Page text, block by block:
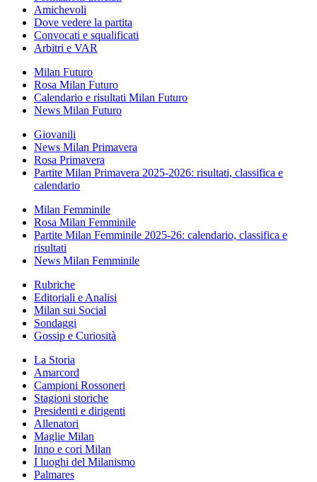
Amichevoli
Dove vedere la partita
Convocati e squalificati
Arbitri e VAR
Milan Futuro
Rosa Milan Futuro
Calendario e risultati Milan Futuro
News Milan Futuro
Giovanili
News Milan Primavera
Rosa Primavera
Partite Milan Primavera 2025-2026: risultati, classifica e
calendario
Milan Femminile
Rosa Milan Femminile
Partite Milan Femminile 2025-26: calendario, classifica e
risultati
News Milan Femminile
Rubriche
Editoriali e Analisi
Milan sui Social
Sondaggi
Gossip e Curiosità
La Storia
Amarcord
Campioni Rossoneri
Stagioni storiche
Presidenti e dirigenti
Allenatori
Maglie Milan
Inno e cori Milan
I luoghi del Milanismo
Palmares